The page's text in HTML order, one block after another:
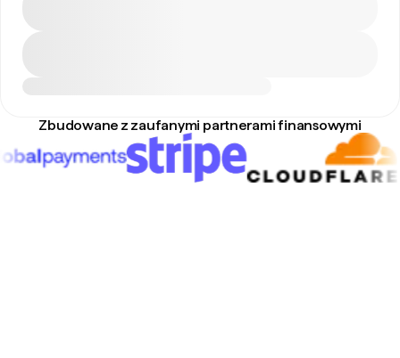
Zbudowane z zaufanymi partnerami finansowymi